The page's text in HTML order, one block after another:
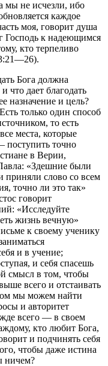
мы не исчезли, ибо
каждое
моя, говорит душа
Господь к надеющимся
кто терпеливо
Бога должна
что дает благодать
назначение и цель?
только один способ
то есть
места, которые
поступить точно
в Верии,
«Здешние были
приняли слово со всем
точно ли это так»
говорит
«Исследуйте
жизнь вечную»
к своему ученику
и в учение;
и себя спасешь
смысл в том, чтобы
всего и отстаивать
мы можем найти
и авторитет
всего — в своем
кто любит Бога,
и подчинять себя
чтобы даже истина
ничем?